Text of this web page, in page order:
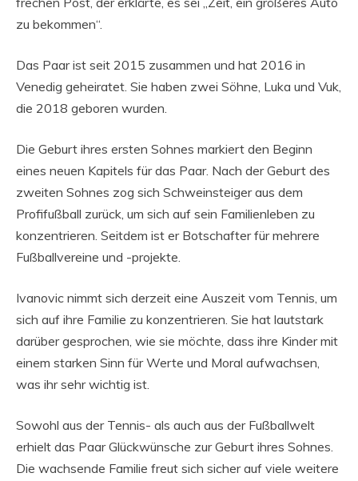
zu bekommen“.
Das Paar ist seit 2015 zusammen und hat 2016 in
Venedig geheiratet. Sie haben zwei Söhne, Luka und Vuk,
die 2018 geboren wurden.
Die Geburt ihres ersten Sohnes markiert den Beginn
eines neuen Kapitels für das Paar. Nach der Geburt des
zweiten Sohnes zog sich Schweinsteiger aus dem
Profifußball zurück, um sich auf sein Familienleben zu
konzentrieren. Seitdem ist er Botschafter für mehrere
Fußballvereine und -projekte.
Ivanovic nimmt sich derzeit eine Auszeit vom Tennis, um
sich auf ihre Familie zu konzentrieren. Sie hat lautstark
darüber gesprochen, wie sie möchte, dass ihre Kinder mit
einem starken Sinn für Werte und Moral aufwachsen,
was ihr sehr wichtig ist.
Sowohl aus der Tennis- als auch aus der Fußballwelt
erhielt das Paar Glückwünsche zur Geburt ihres Sohnes.
Die wachsende Familie freut sich sicher auf viele weitere